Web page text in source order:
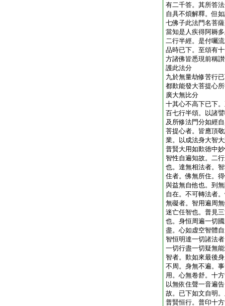
有二千答。其所答
自具不煩解釋。但
七佛子此法門名菩
當知是人疾得阿耨
二行半經。是付囑
品時已下。至頌有
方諸佛皆悉現前稱
護此法分
九於無量劫修苦行
都歎能發大菩提心
廣大無比分
十其心不高下已下
百七行半頌。以諸
及所修法門分如經
菩提心者。皆應頂
業。以成法身大智
普賢大用如歎徳中
智性自遍知故。二
也。達無相法者。
住者。佛無所住。
與益無自他也。到
自在。不可轉法者
無礙者。智用遍周
迷亡任智也。普見
也。身恒周遍一切
盡。心如虚空智體
智恒明達一切諸法
一切行盡一切疑無
智者。歎如來最後
不周。身無不遍。
用。心無卷舒。十
以無依住聲一音遍
故。已下如文自明
普賢恒行。普印十